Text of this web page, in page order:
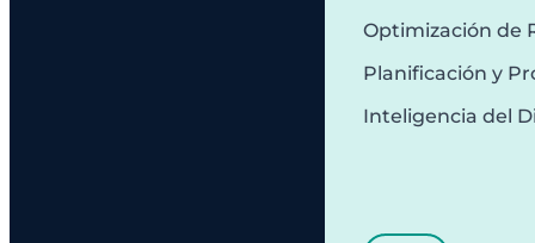
Optimización de
Planificación y
Inteligencia del